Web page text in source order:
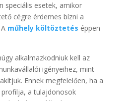
speciális esetek, amikor
cégre érdemes bízni a
műhely költöztetés éppen
alkalmazkodniuk kell az
igényeihez, mint
Ennek megfelelően, ha a
a tulajdonosok